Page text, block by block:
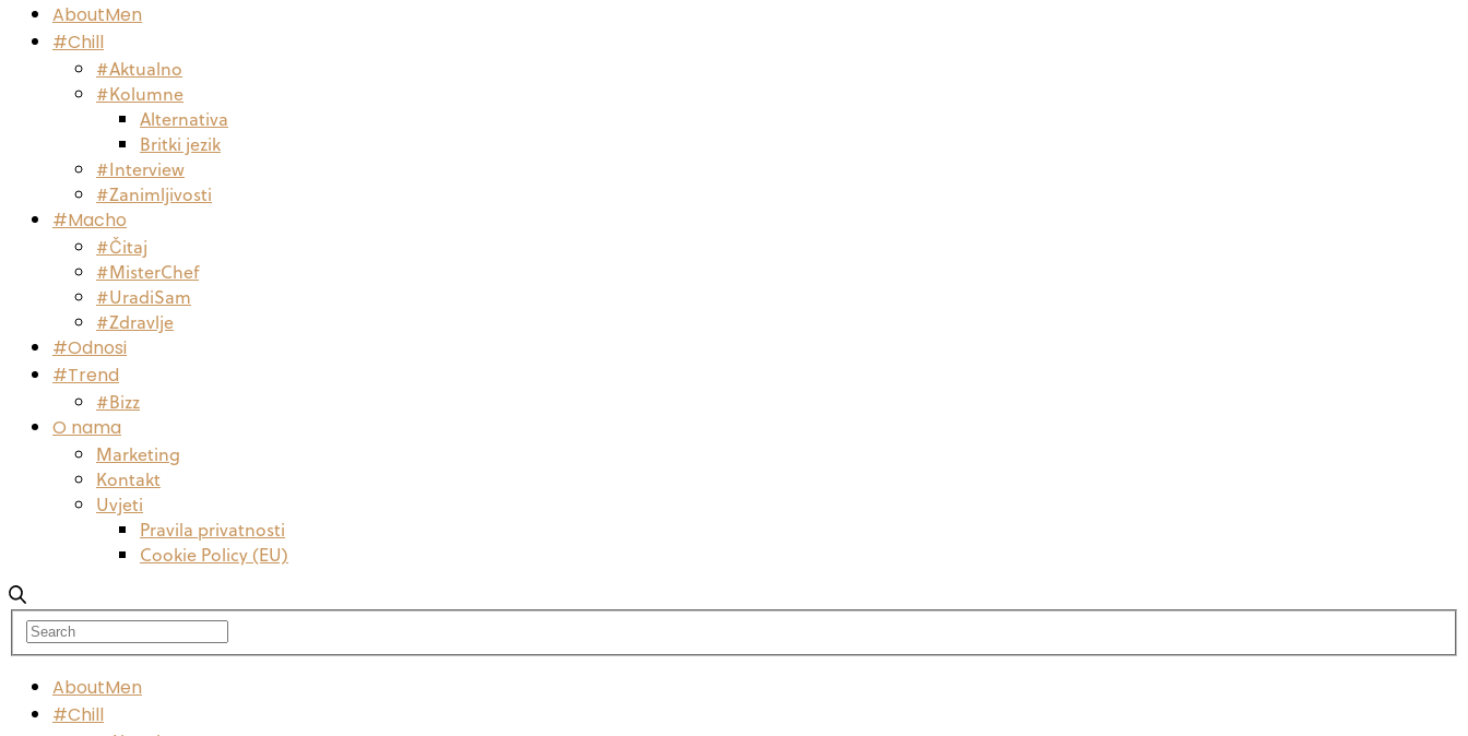
AboutMen
#Chill
#Aktualno
#Kolumne
Alternativa
Britki jezik
#Interview
#Zanimljivosti
#Macho
#Čitaj
#MisterChef
#UradiSam
#Zdravlje
#Odnosi
#Trend
#Bizz
O nama
Marketing
Kontakt
Uvjeti
Pravila privatnosti
Cookie Policy (EU)
AboutMen
#Chill